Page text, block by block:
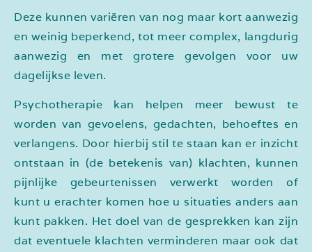
Deze kunnen variëren van nog maar kort aanwezig
en weinig beperkend, tot meer complex, langdurig
aanwezig en met grotere gevolgen voor uw
dagelijkse leven.
Psychotherapie kan helpen meer bewust te
worden van gevoelens, gedachten, behoeftes en
verlangens. Door hierbij stil te staan kan er inzicht
ontstaan in (de betekenis van) klachten, kunnen
pijnlijke gebeurtenissen verwerkt worden of
kunt u erachter komen hoe u situaties anders aan
kunt pakken. Het doel van de gesprekken kan zijn
dat eventuele klachten verminderen maar ook dat